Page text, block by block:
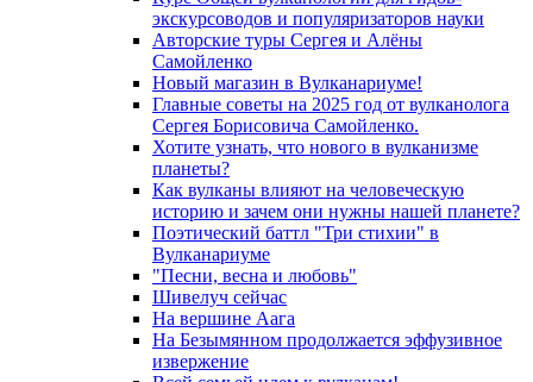
экскурсоводов и популяризаторов науки
Авторские туры Сергея и Алёны
Самойленко
Новый магазин в Вулканариуме!
Главные советы на 2025 год от вулканолога
Сергея Борисовича Самойленко.
Хотите узнать, что нового в вулканизме
планеты?
Как вулканы влияют на человеческую
историю и зачем они нужны нашей планете?
Поэтический баттл "Три стихии" в
Вулканариуме
"Песни, весна и любовь"
Шивелуч сейчас
На вершине Аага
На Безымянном продолжается эффузивное
извержение